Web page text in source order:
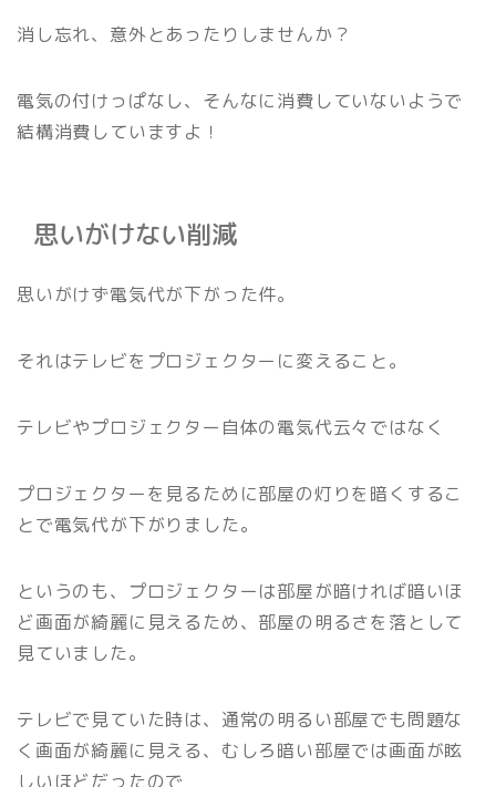
消し忘れ、意外とあったりしませんか？
電気の付けっぱなし、そんなに消費していないようで
結構消費していますよ！
思いがけない削減
思いがけず電気代が下がった件。
それはテレビをプロジェクターに変えること。
テレビやプロジェクター自体の電気代云々ではなく
プロジェクターを見るために部屋の灯りを暗くするこ
とで電気代が下がりました。
というのも、プロジェクターは部屋が暗ければ暗いほ
ど画面が綺麗に見えるため、部屋の明るさを落として
見ていました。
テレビで見ていた時は、通常の明るい部屋でも問題な
く画面が綺麗に見える、むしろ暗い部屋では画面が眩
しいほどだったので